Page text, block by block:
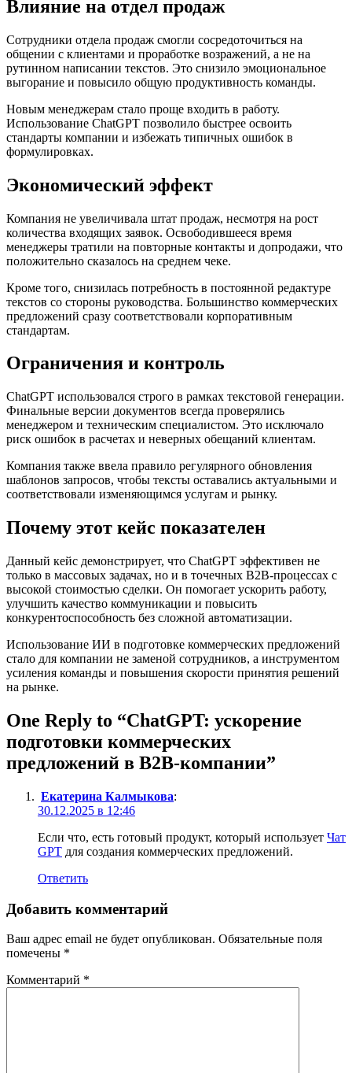
Влияние на отдел продаж
Сотрудники отдела продаж смогли сосредоточиться на
общении с клиентами и проработке возражений, а не на
рутинном написании текстов. Это снизило эмоциональное
выгорание и повысило общую продуктивность команды.
Новым менеджерам стало проще входить в работу.
Использование ChatGPT позволило быстрее освоить
стандарты компании и избежать типичных ошибок в
формулировках.
Экономический эффект
Компания не увеличивала штат продаж, несмотря на рост
количества входящих заявок. Освободившееся время
менеджеры тратили на повторные контакты и допродажи, что
положительно сказалось на среднем чеке.
Кроме того, снизилась потребность в постоянной редактуре
текстов со стороны руководства. Большинство коммерческих
предложений сразу соответствовали корпоративным
стандартам.
Ограничения и контроль
ChatGPT использовался строго в рамках текстовой генерации.
Финальные версии документов всегда проверялись
менеджером и техническим специалистом. Это исключало
риск ошибок в расчетах и неверных обещаний клиентам.
Компания также ввела правило регулярного обновления
шаблонов запросов, чтобы тексты оставались актуальными и
соответствовали изменяющимся услугам и рынку.
Почему этот кейс показателен
Данный кейс демонстрирует, что ChatGPT эффективен не
только в массовых задачах, но и в точечных B2B-процессах с
высокой стоимостью сделки. Он помогает ускорить работу,
улучшить качество коммуникации и повысить
конкурентоспособность без сложной автоматизации.
Использование ИИ в подготовке коммерческих предложений
стало для компании не заменой сотрудников, а инструментом
усиления команды и повышения скорости принятия решений
на рынке.
One Reply to “ChatGPT: ускорение
подготовки коммерческих
предложений в B2B-компании”
Екатерина Калмыкова:
30.12.2025 в 12:46
Если что, есть готовый продукт, который использует Чат
GPT для создания коммерческих предложений.
Ответить
Добавить комментарий
Ваш адрес email не будет опубликован. Обязательные поля
помечены *
Комментарий *